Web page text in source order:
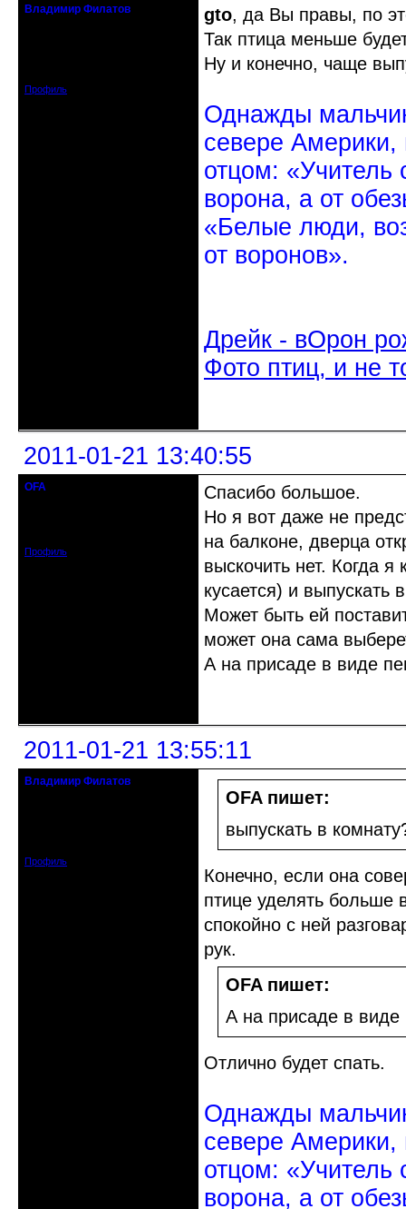
Владимир Филатов
Профиль
gto, да Вы правы, по
Так птица меньше
Ну и конечно, чаще
Однажды
севере
отцом: «Учитель
ворона, а от
«Белые люди,
от воронов».
Дрейк - вОрон
Фото птиц, и не
2011-01-21 13:40:55
OFA
Профиль
Спасибо большое.
Но я вот даже не
на балконе, дверца
выскочить нет. Когда
кусается) и выпускать
Может быть ей
может она сама
А на присаде в виде
2011-01-21 13:55:11
Владимир Филатов
Профиль
OFA пишет:
выпускать в
Конечно, если она
птице уделять больше
спокойно с ней
рук.
OFA пишет:
А на присаде в виде
Отлично будет спать.
Однажды
севере
отцом: «Учитель
ворона, а от